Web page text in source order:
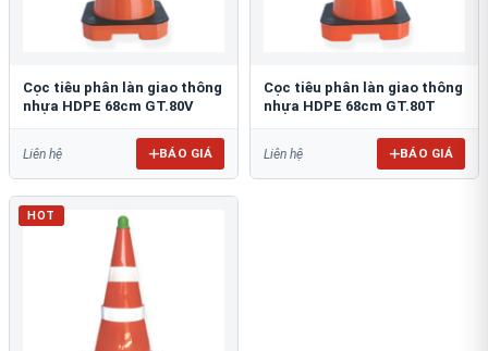
Cọc tiêu phân làn giao thông
nhựa HDPE 68cm GT.80V
Liên hệ BÁO GIÁ
Cọc tiêu phân làn giao thông
nhựa HDPE 68cm GT.80T
Liên hệ BÁO GIÁ
HOT